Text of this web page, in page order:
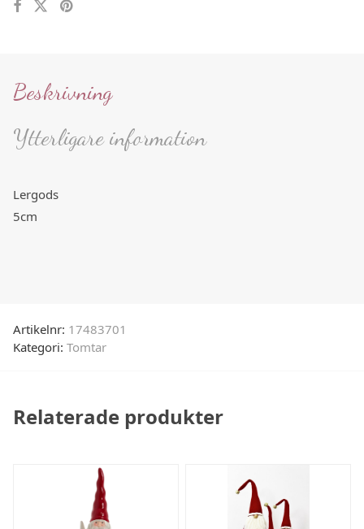
Beskrivning
Ytterligare information
Lergods
5cm
Artikelnr: 17483701
Kategori: Tomtar
Relaterade produkter